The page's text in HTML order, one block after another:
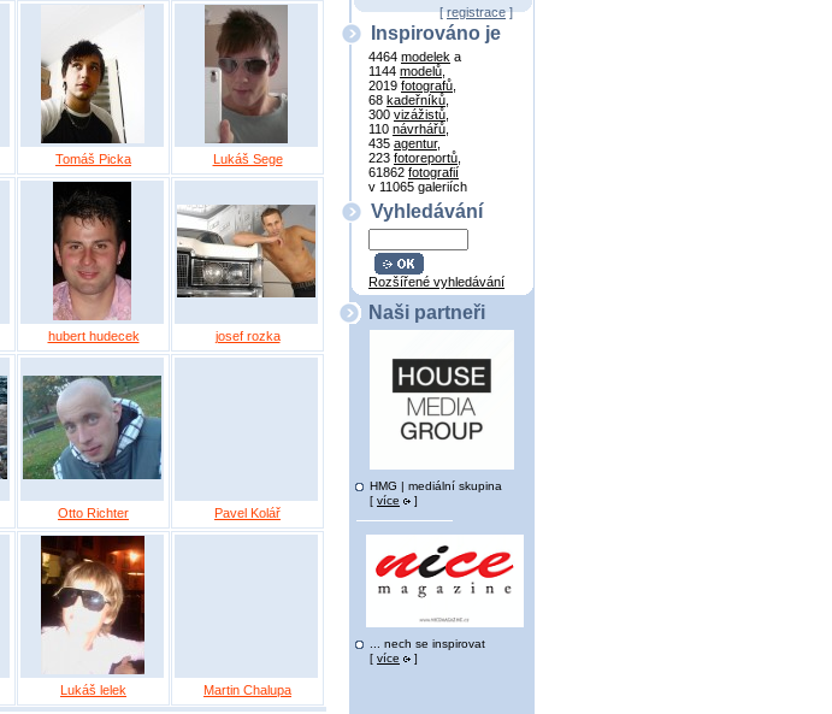
Tomáš Picka Lukáš Sege
hubert hudecek josef rozka
Otto Richter Pavel Kolář
Lukáš lelek Martin Chalupa
[registrace]
Inspirováno je
4464 modelek a
1144 modelů
2019 fotografů
68 kadeřníků
300 vizážistů
110 návrhářů
435 agentur,
223 fotoreportů
61862 fotografií
v 11065 galeriích
Vyhledávání
Rozšířené vyhledávání
Naši partneři
HMG | mediální skupina
[ více ]
... nech se inspirovat
[ více ]